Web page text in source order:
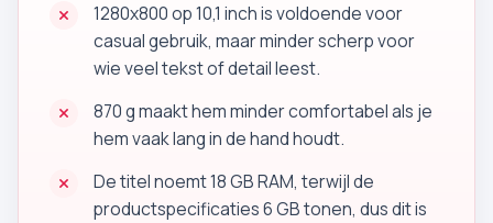
1280x800 op 10,1 inch is voldoende voor
casual gebruik, maar minder scherp voor
wie veel tekst of detail leest.
870 g maakt hem minder comfortabel als je
hem vaak lang in de hand houdt.
De titel noemt 18 GB RAM, terwijl de
productspecificaties 6 GB tonen, dus dit is